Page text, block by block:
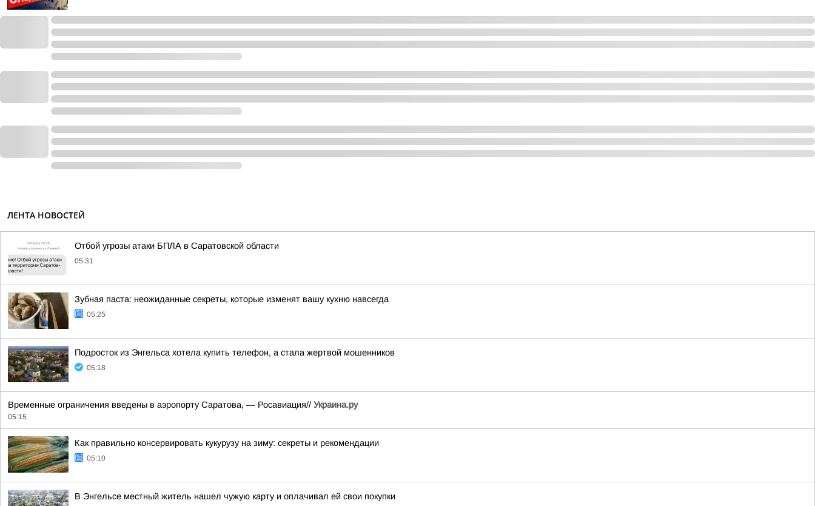
ЛЕНТА НОВОСТЕЙ
Отбой угрозы атаки БПЛА в Саратовской области
05:31
Зубная паста: неожиданные секреты, которые изменят вашу кухню навсегда
05:25
Подросток из Энгельса хотела купить телефон, а стала жертвой мошенников
05:18
Временные ограничения введены в аэропорту Саратова, — Росавиация// Украина.ру
05:15
Как правильно консервировать кукурузу на зиму: секреты и рекомендации
05:10
В Энгельсе местный житель нашел чужую карту и оплачивал ей свои покупки